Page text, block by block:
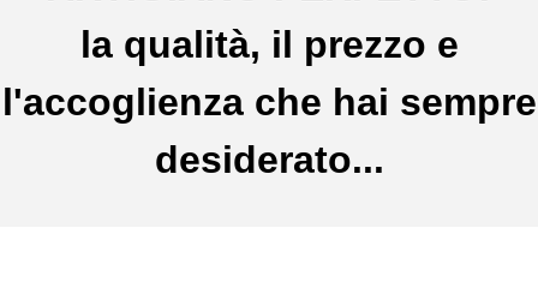
la qualità, il prezzo e
l'accoglienza che hai sempre
desiderato...